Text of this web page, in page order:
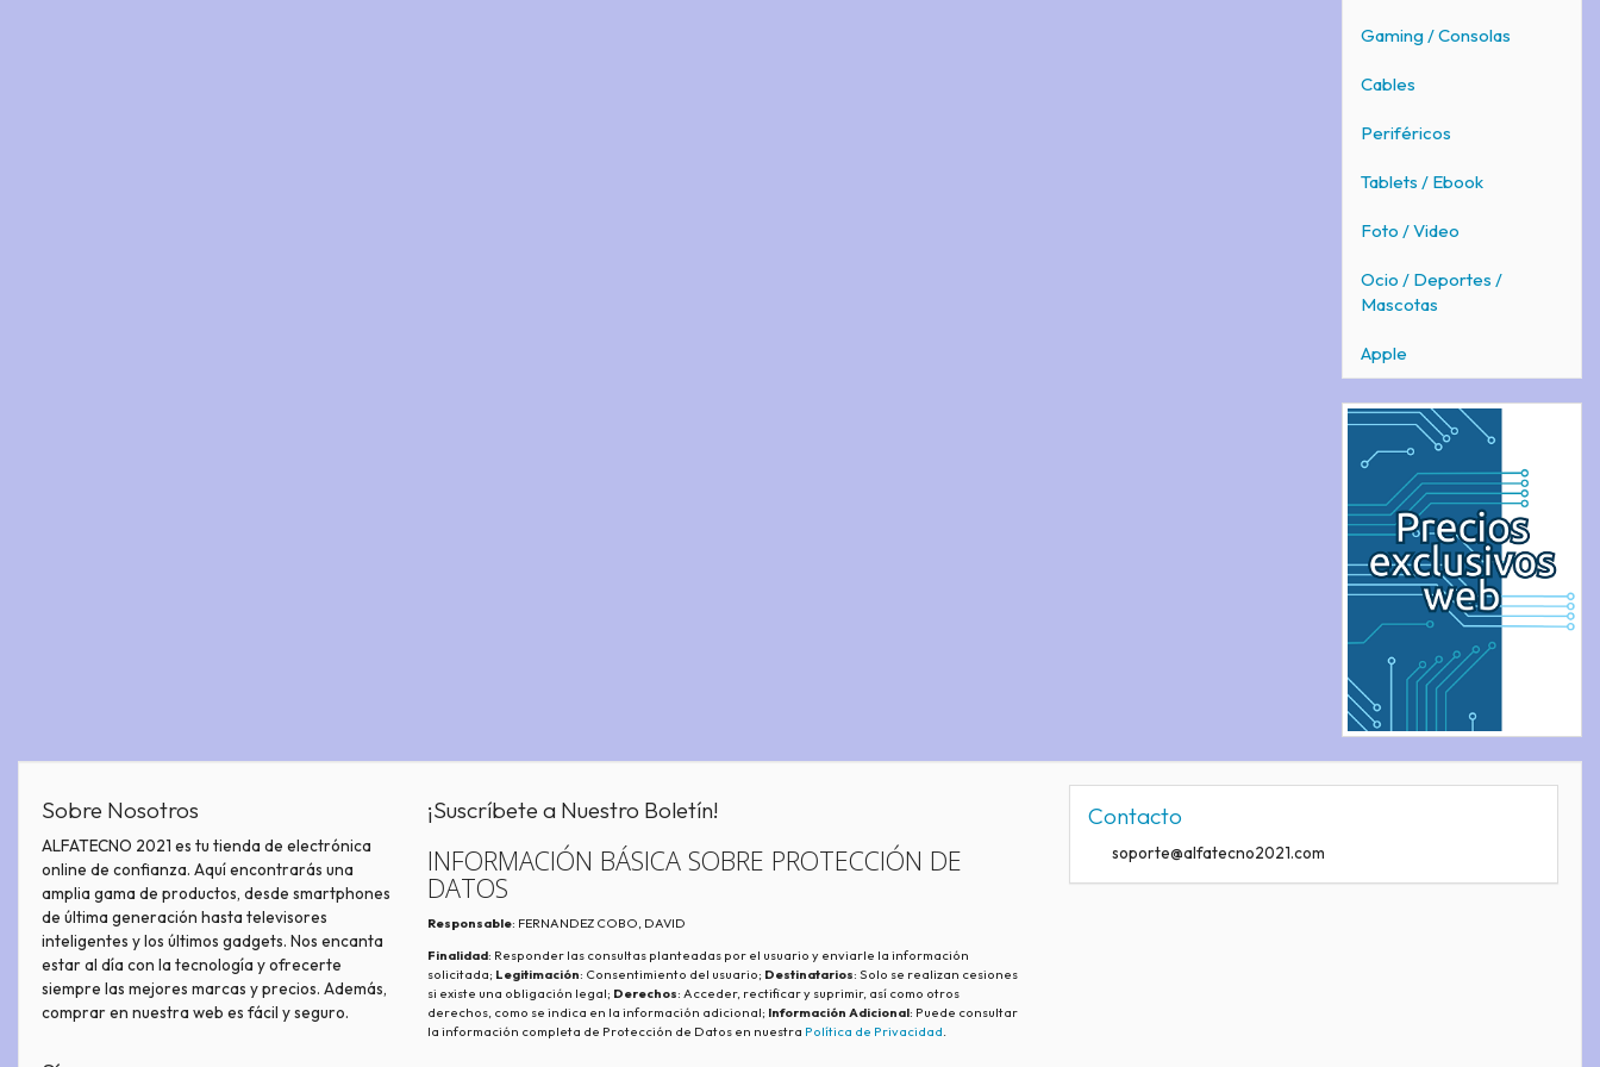
Gaming / Consolas
Cables
Periféricos
Tablets / Ebook
Foto / Video
Ocio / Deportes /
Mascotas
Apple
Sobre Nosotros
ALFATECNO 2021 es tu tienda de electrónica
online de confianza. Aquí encontrarás una
amplia gama de productos, desde smartphones
de última generación hasta televisores
inteligentes y los últimos gadgets. Nos encanta
estar al día con la tecnología y ofrecerte
siempre las mejores marcas y precios. Además,
comprar en nuestra web es fácil y seguro.
¡Suscríbete a Nuestro Boletín!
INFORMACIÓN BÁSICA SOBRE PROTECCIÓN DE
DATOS
Responsable: FERNANDEZ COBO, DAVID
Finalidad: Responder las consultas planteadas por el usuario y enviarle la información
solicitada; Legitimación: Consentimiento del usuario; Destinatarios: Solo se realizan cesiones
si existe una obligación legal; Derechos: Acceder, rectificar y suprimir, así como otros
derechos, como se indica en la información adicional; Información Adicional: Puede consultar
la información completa de Protección de Datos en nuestra Política de Privacidad.
Contacto
soporte@alfatecno2021.com